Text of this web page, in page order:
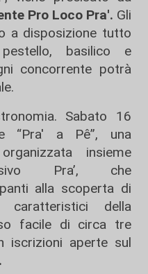
Pro Loco Pra'. Gli
a disposizione tutto
pestello, basilico e
concorrente potrà
Sabato 16
“Pra' a Pê”, una
insieme
Pra’, che
alla scoperta di
della
facile di circa tre
iscrizioni aperte sul